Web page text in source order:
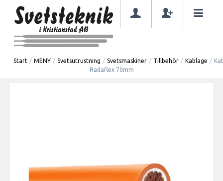
Start / MENY / Svetsutrustning / Svetsmaskiner / Tillbehör / Kablage /
Radaflex 70mm